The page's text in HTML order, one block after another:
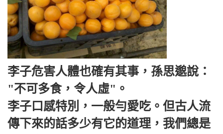
李子危害人體也確有其事，孫思邈說：
"不可多食，令人虛"。
李子口感特別，一般勻愛吃。但古人流
傳下來的話多少有它的道理，我們總是